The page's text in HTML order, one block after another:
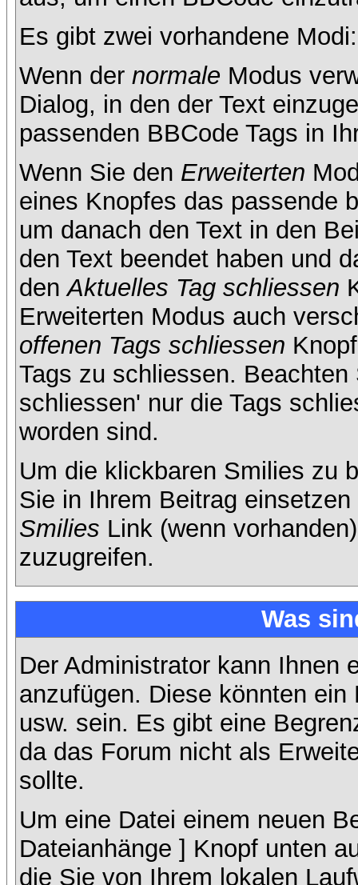
Es gibt zwei vorhandene
Wenn der normale Modus
Dialog, in den der Text
passenden BBCode Tags in
Wenn Sie den Erweiterten
eines Knopfes das passende
um danach den Text in den
den Text beendet haben und
denAktuelles Tag schliessen
Erweiterten Modus auch
offenen Tags schliessen
Tags zu schliessen.
schliessen' nur die Tags
worden sind.
Um die klickbaren Smilies zu
Sie in Ihrem Beitrag
Smilies Link (wenn
zuzugreifen.
Was
Der Administrator kann Ihnen
anzufügen. Diese könnten
usw. sein. Es gibt eine
da das Forum nicht als
sollte.
Um eine Datei einem neuen
Dateianhänge ] Knopf unten
die Sie von Ihrem lokalen